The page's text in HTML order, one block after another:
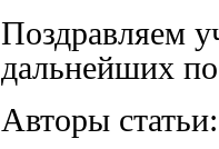
Поздравляем
дальнейших
Авторы